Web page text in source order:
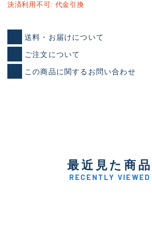
決済利用不可: 代金引換
送料・お届けについて
ご注文について
この商品に関するお問い合わせ
最近見た商品
RECENTLY VIEWED